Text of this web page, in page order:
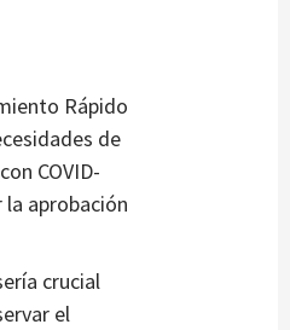
Rápido
de
COVID-
aprobación
crucial
el